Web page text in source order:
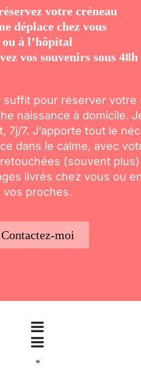
votre créneau
déplace chez vous
ou à l’hôpital
vos souvenirs sous 48h
suffit pour réserver votre
naissance à domicile.
7j/7. J’apporte tout le
dans le calme, avec
(souvent
livrés chez vous ou
vos proches.
Contactez-moi
*